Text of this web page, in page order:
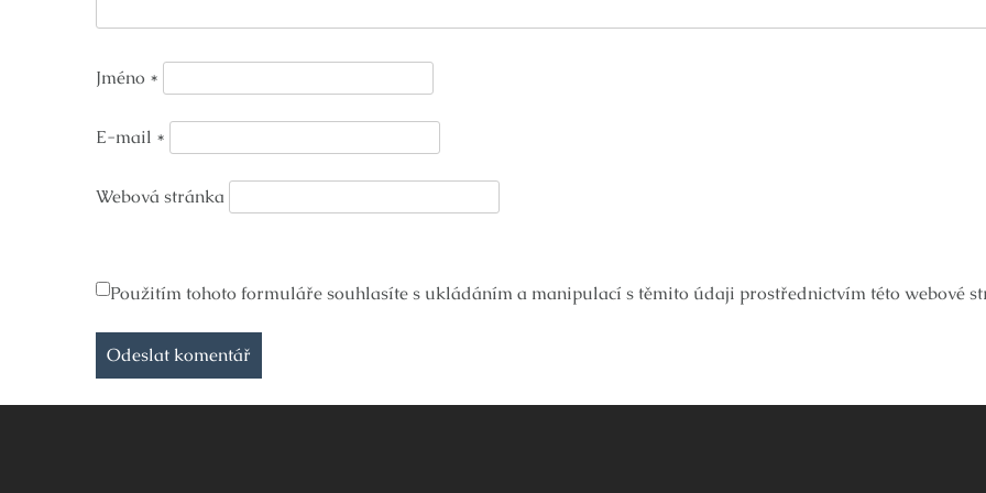
Jméno *
E-mail *
Webová stránka
Použitím tohoto formuláře souhlasíte s ukládáním a manipulací s těmito údaji prostřednictvím této webové